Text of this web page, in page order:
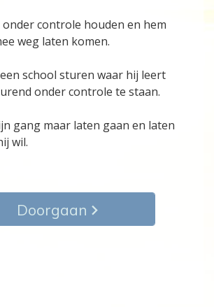
controle houden en hem
weg laten komen.
school sturen waar hij leert
onder controle te staan.
gang maar laten gaan en laten
wil.
Doorgaan